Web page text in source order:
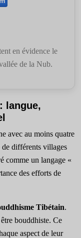
en évidence le
de la Nub.
langue,
avec au moins quatre
différents villages
comme un langage «
des efforts de
Tibétain.
bouddhiste. Ce
aspect de leur